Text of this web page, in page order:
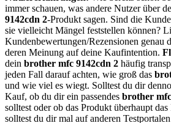
immer schauen, was andere Nutzer über
9142cdn 2-Produkt sagen. Sind die
sie vielleicht Mängel feststellen können?
Kundenbewertungen/Rezensionen genau
deren Meinung auf deine Kaufintention.
dein brother mfc 9142cdn 2 häufig
jeden Fall darauf achten, wie groß das
und wie viel es wiegt. Solltest du dir
Kauf, ob du dir ein passendes brother
solltest oder ob das Produkt überhaupt
solltest du dir mal auf anderen